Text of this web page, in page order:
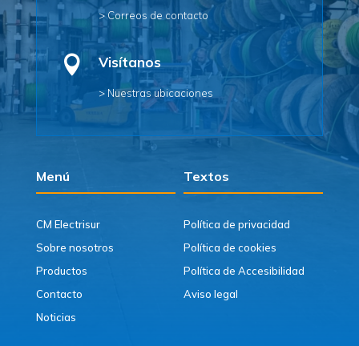
> Correos de contacto
 Visítanos
> Nuestras ubicaciones
Menú Textos
CM Electrisur
Sobre nosotros
Productos
Contacto
Noticias
Política de privacidad
Política de cookies
Política de Accesibilidad
Aviso legal